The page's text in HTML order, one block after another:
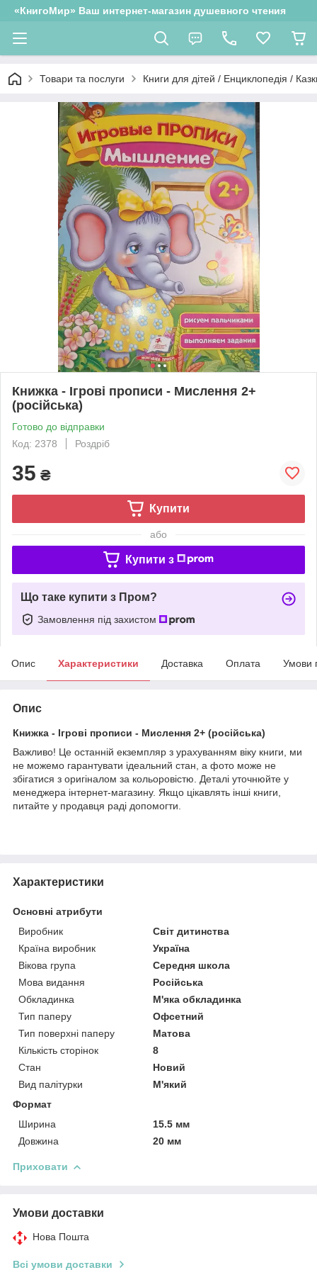
«КнигоМир» Ваш интернет-магазин душевного чтения
Товари та послуги Книги для дітей / Енциклопедія /
Книжка - Ігрові прописи - Мислення 2+
(російська)
Готово до відправки
Код: 2378
Роздріб
35 ₴
Купити
або
Купити з
Що таке купити з Пром?
Замовлення під захистом
Опис Характеристики Доставка Оплата Умови
Опис
Книжка - Ігрові прописи - Мислення 2+ (російська)
Важливо! Це останній екземпляр з урахуванням віку книги, ми
не можемо гарантувати ідеальний стан, а фото може не
збігатися з оригіналом за кольоровістю. Деталі уточнюйте у
менеджера інтернет-магазину. Якщо цікавлять інші книги,
питайте у продавця раді допомогти.
Характеристики
Основні атрибути
Виробник
Світ дитинства
Країна виробник
Україна
Вікова група
Середня школа
Мова видання
Російська
Обкладинка
М'яка обкладинка
Тип паперу
Офсетний
Тип поверхні паперу
Матова
Кількість сторінок
8
Стан
Новий
Вид палітурки
М'який
Формат
Ширина
15.5 мм
Довжина
20 мм
Приховати
Умови доставки
Нова Пошта
Всі умови доставки